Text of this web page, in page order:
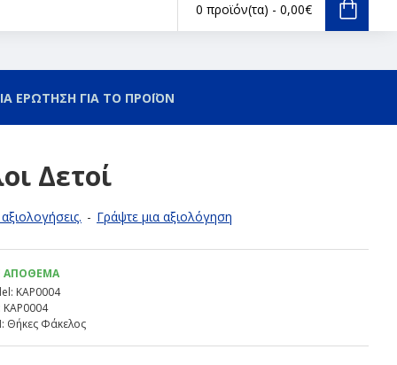
0 προϊόν(τα) - 0,00€
ΕΡΩΤΗΣΗ ΓΙΑ ΤΟ ΠΡΟΪΟΝ
Δετοί
- Γράψτε μια αξιολόγηση
ΑΠΌΘΕΜΑ
KAP0004
KAP0004
Θήκες Φάκελος